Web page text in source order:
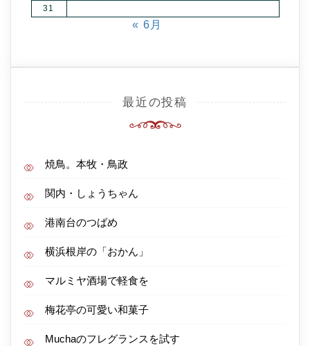
31
« 6月
最近の投稿
焼鳥。本牧・鳥政
関内・しょうちゃん
港南台のつばめ
横浜根岸の「おかん」
マルミヤ酒場で軽食を
梅花亭の可愛い和菓子
Muchaのフレグランスを試す